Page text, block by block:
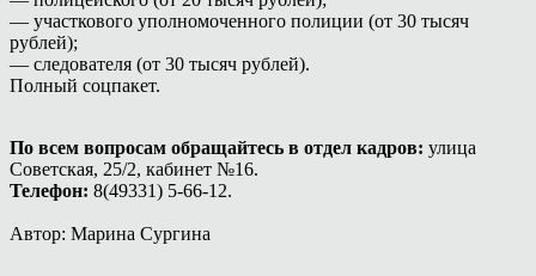
— участкового уполномоченного полиции (от 30 тысяч
рублей);
— следователя (от 30 тысяч рублей).
Полный соцпакет.
По всем вопросам обращайтесь в отдел кадров: улица
Советская, 25/2, кабинет №16.
Телефон: 8(49331) 5-66-12.
Автор: Марина Сургина